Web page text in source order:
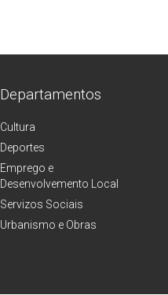
Departamentos
Cultura
Deportes
Emprego e
Desenvolvemento Local
Servizos Sociais
Urbanismo e Obras